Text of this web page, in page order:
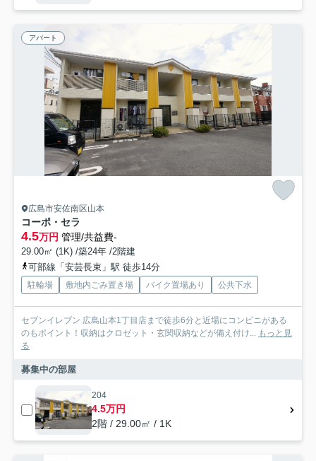
アパート
広島市安佐南区山本
コーポ・セラ
4.5万円 管理/共益費-
29.00㎡ (1K) /築24年 /2階建
可部線「安芸長束」駅 徒歩14分
駐輪場 敷地内ごみ置き場 バイク置場あり 公共下水
セブンイレブン 広島山本1丁目店まで徒歩6分と近場にコンビニがある
のもポイント！収納はクロゼット・玄関収納などが備え付け... もっと見
る
募集中の部屋
204
4.5万円
2階 / 29.00㎡ / 1K